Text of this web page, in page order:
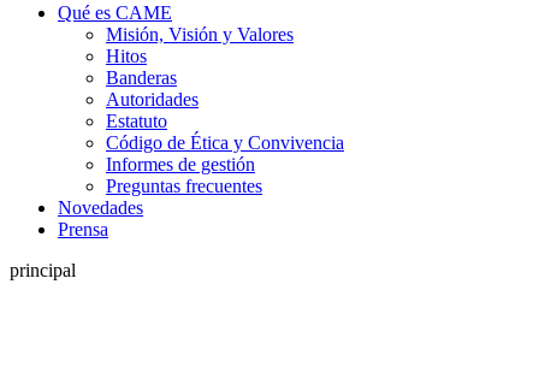
Qué es CAME
Misión, Visión y Valores
Hitos
Banderas
Autoridades
Estatuto
Código de Ética y Convivencia
Informes de gestión
Preguntas frecuentes
Novedades
Prensa
principal